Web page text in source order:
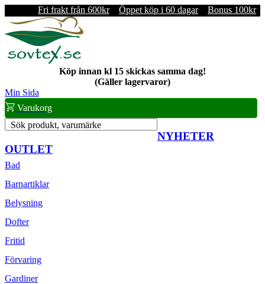
Fri frakt från 600kr Öppet köp i 60 dagar Bonus 100kr
Köp innan kl 15 skickas samma dag!
(Gäller lagervaror)
Min Sida
Varukorg
Sök produkt, varumärke
NYHETER
OUTLET
Bad
Barnartiklar
Belysning
Dofter
Fritid
Förvaring
Gardiner